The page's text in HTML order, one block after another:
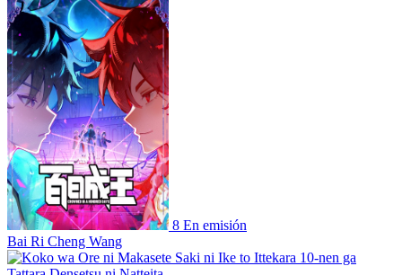
8 En emisión
Bai Ri Cheng Wang